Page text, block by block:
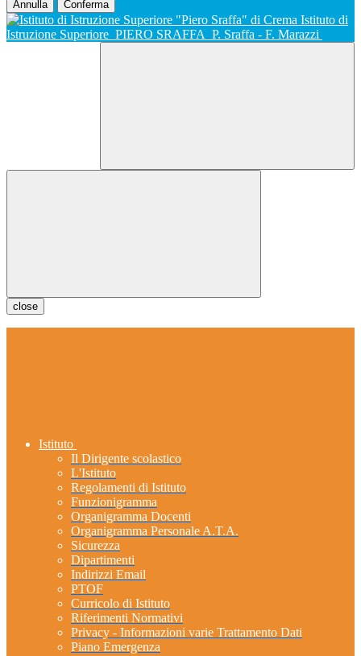
Annulla Conferma
Istituto di
Istruzione Superiore PIERO SRAFFA P. Sraffa - F. Marazzi
close
Istituto
Il Dirigente scolastico
L'Istituto
Regolamenti di Istituto
Funzionigramma
Organigramma Docenti
Organigramma Personale A.T.A.
Sicurezza
Dipartimenti
Indirizzi Email
PTOF
Curricolo di Istituto
Riferimenti Normativi
Privacy - Informazioni varie Trattamento Dati
Piano Emergenza